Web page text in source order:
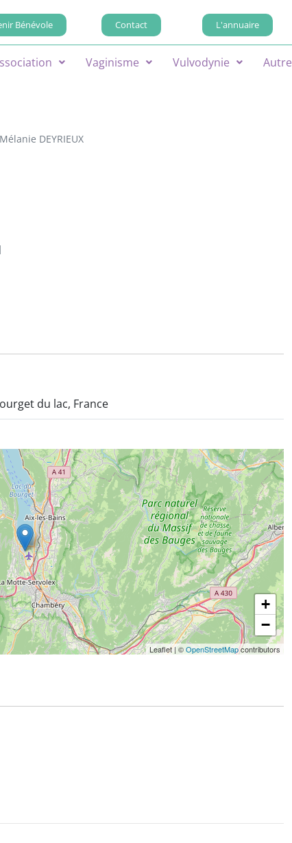
Bénévole Contact L'annuaire
Vaginisme Vulvodynie
Mélanie DEYRIEUX
du lac, France
+
−
Leaflet| ©OpenStreetMapcontributors